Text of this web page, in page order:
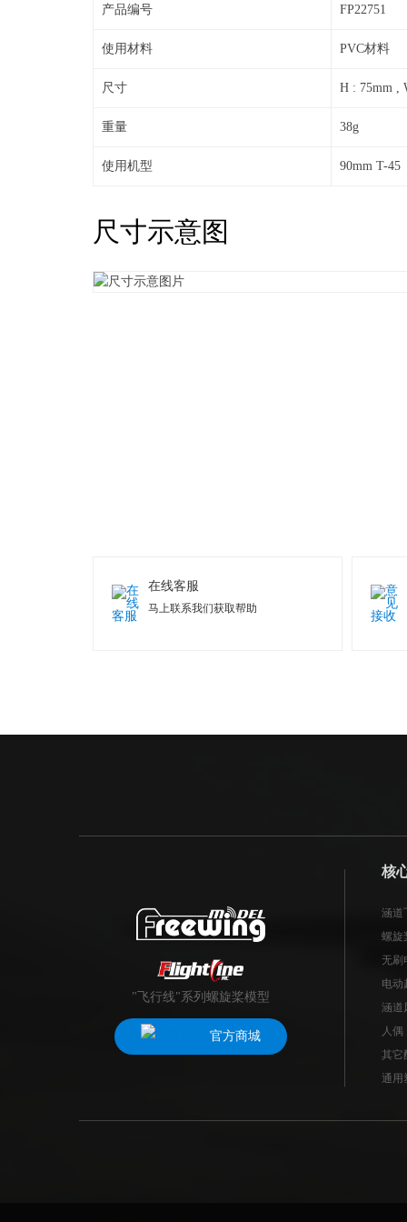
产品编号 FP22751
使用材料 PVC材料
尺寸 H : 75mm ,
重量
使用机型 90mm T-45
尺寸示意图
在线客服
马上联系我们获取帮助
"飞行线"系列螺旋桨模型
官方商城
核
涵道
螺旋
无刷
电动
涵道
人偶
其它
通用